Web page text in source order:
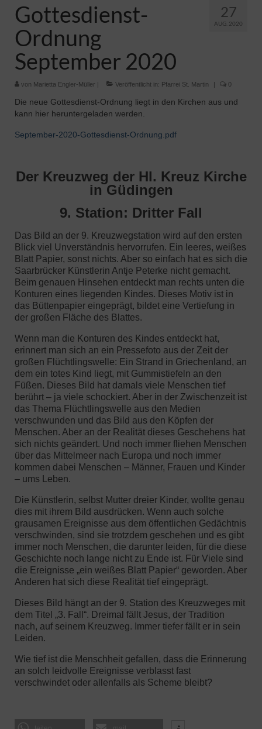
27
AUG. 2020
Gottesdienst-
Ordnung
September 2020
von Marietta Engler-Müller | Veröffentlicht in: Pfarrei St. Martin | 0
Die neue Gottesdienst-Ordnung liegt in den Kirchen aus und
kann hier heruntergeladen werden.
September-2020-Gottesdienst-Ordnung.pdf
Der Kreuzweg der Hl. Kreuz Kirche
in Güdingen
9. Station: Dritter Fall
Das Bild an der 9. Kreuzwegstation wird auf den ersten
Blick viel Unverständnis hervorrufen. Ein leeres, weißes
Blatt Papier, sonst nichts. Aber so einfach hat es sich die
Saarbrücker Künstlerin Antje Peterke nicht gemacht.
Beim genauen Hinsehen entdeckt man rechts unten die
Konturen eines liegenden Kindes. Dieses Motiv ist in
das Büttenpapier eingeprägt, bildet eine Vertiefung in
der großen Fläche des Blattes.
Wenn man die Konturen des Kindes entdeckt hat,
erinnert man sich an ein Pressefoto aus der Zeit der
großen Flüchtlingswelle: Ein Strand in Griechenland, an
dem ein totes Kind liegt, mit Gummistiefeln an den
Füßen. Dieses Bild hat damals viele Menschen tief
berührt – ja viele schockiert. Aber in der Zwischenzeit ist
das Thema Flüchtlingswelle aus den Medien
verschwunden und das Bild aus den Köpfen der
Menschen. Aber an der Realität dieses Geschehens hat
sich nichts geändert. Und noch immer fliehen Menschen
über das Mittelmeer nach Europa und noch immer
kommen dabei Menschen – Männer, Frauen und Kinder
– ums Leben.
Die Künstlerin, selbst Mutter dreier Kinder, wollte genau
dies mit ihrem Bild ausdrücken. Wenn auch solche
grausamen Ereignisse aus dem öffentlichen Gedächtnis
verschwinden, sind sie trotzdem geschehen und es gibt
immer noch Menschen, die darunter leiden, für die diese
Geschichte noch lange nicht zu Ende ist. Für Viele sind
die Ereignisse „ein weißes Blatt Papier“ geworden. Aber
Anderen hat sich diese Realität tief eingeprägt.
Dieses Bild hängt an der 9. Station des Kreuzweges mit
dem Titel „3. Fall“. Dreimal fällt Jesus, der Tradition
nach, auf seinem Kreuzweg. Immer tiefer fällt er in sein
Leiden.
Wie tief ist die Menschheit gefallen, dass die Erinnerung
an solch leidvolle Ereignisse verblasst fast
verschwindet oder allenfalls als Scheme bleibt?